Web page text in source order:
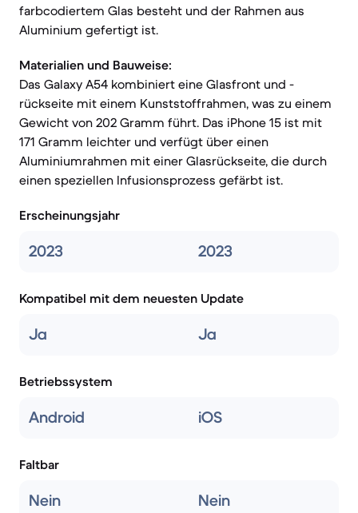
farbcodiertem Glas besteht und der Rahmen aus
Aluminium gefertigt ist.
Materialien und Bauweise:
Das Galaxy A54 kombiniert eine Glasfront und -
rückseite mit einem Kunststoffrahmen, was zu einem
Gewicht von 202 Gramm führt. Das iPhone 15 ist mit
171 Gramm leichter und verfügt über einen
Aluminiumrahmen mit einer Glasrückseite, die durch
einen speziellen Infusionsprozess gefärbt ist.
Erscheinungsjahr
2023 2023
Kompatibel mit dem neuesten Update
Ja Ja
Betriebssystem
Android iOS
Faltbar
Nein Nein